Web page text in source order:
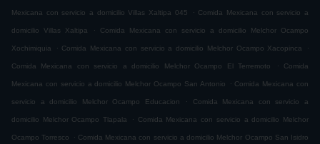
Mexicana con servicio a domicilio Villas Xaltipa 045 . Comida Mexicana con servicio a
domicilio Villas Xaltipa . Comida Mexicana con servicio a domicilio Melchor Ocampo
Xochimiquia . Comida Mexicana con servicio a domicilio Melchor Ocampo Xacopinca .
Comida Mexicana con servicio a domicilio Melchor Ocampo El Terremoto . Comida
Mexicana con servicio a domicilio Melchor Ocampo San Antonio . Comida Mexicana con
servicio a domicilio Melchor Ocampo Educacion . Comida Mexicana con servicio a
domicilio Melchor Ocampo Tlapala . Comida Mexicana con servicio a domicilio Melchor
Ocampo Torresco . Comida Mexicana con servicio a domicilio Melchor Ocampo San Isidro